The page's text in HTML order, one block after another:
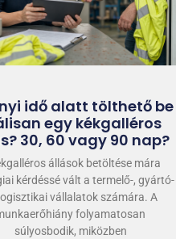
idő alatt tölthető be
egy kékgalléros
30, 60 vagy 90 nap?
állások betöltése mára
kérdéssé vált a termelő-, gyártó-
vállalatok számára. A
folyamatosan
súlyosbodik, miközben